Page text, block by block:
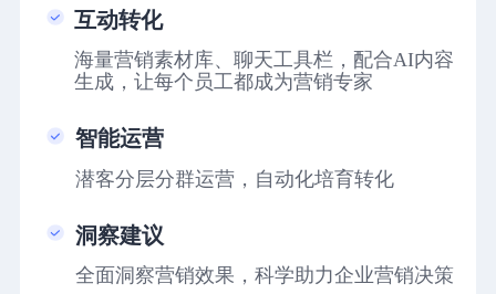
互动转化
海量营销素材库、聊天工具栏，配合AI内容
生成，让每个员工都成为营销专家
智能运营
潜客分层分群运营，自动化培育转化
洞察建议
全面洞察营销效果，科学助力企业营销决策